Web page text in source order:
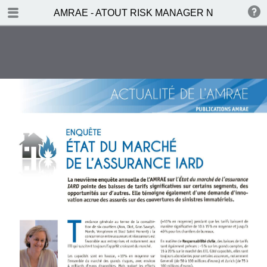
AMRAE - ATOUT RISK MANAGER N°3
TABLE OF CONTENTS
PORTRAIT
ACTEURS EN VUE
Jean-Hervé Lorenzi
Jérôme Kullman
DOSSIER - Communication sur les
À L’AFFICHE